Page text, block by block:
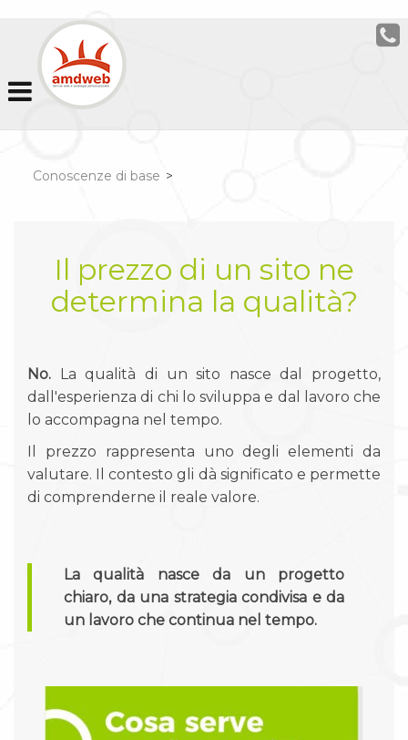
Conoscenze di base >
Il prezzo di un sito ne
determina la qualità?
No. La qualità di un sito nasce dal progetto,
dall'esperienza di chi lo sviluppa e dal lavoro che
lo accompagna nel tempo.
Il prezzo rappresenta uno degli elementi da
valutare. Il contesto gli dà significato e permette
di comprenderne il reale valore.
La qualità nasce da un progetto
chiaro, da una strategia condivisa e da
un lavoro che continua nel tempo.